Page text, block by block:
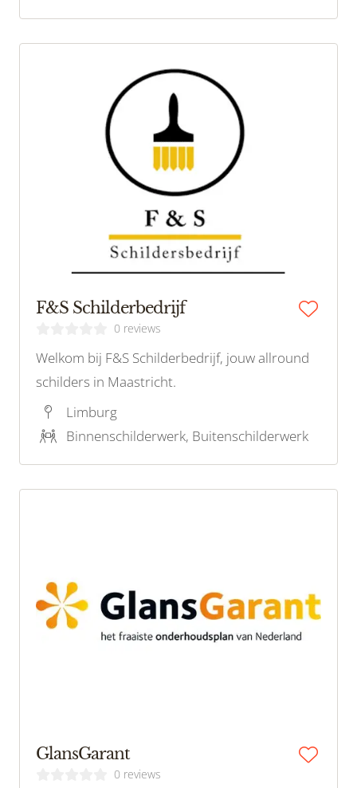
F&S Schilderbedrijf
0 reviews
Welkom bij F&S Schilderbedrijf, jouw allround
schilders in Maastricht.
Limburg
Binnenschilderwerk, Buitenschilderwerk
GlansGarant
0 reviews